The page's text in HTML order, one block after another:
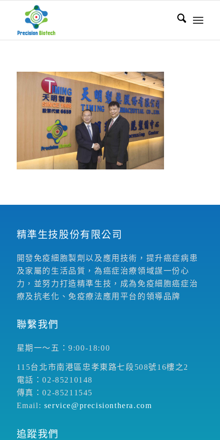
精準生技股份有限公司
開發免疫細胞製劑以及應用技術，提升癌症病患
及家屬的生活品質，為癌症治療領域謀一份心
力，並努力打造精準生技，成為免疫細胞癌症治
療及抗老化、免疫療法應用平台的領導品牌
聯繫我們
星期一～五：9:00-18:00
115台北市南港區忠孝東路七段508號16樓之2
電話：02-85210148
傳真：02-85211545
Email: service@precisionthera.com
追蹤我們